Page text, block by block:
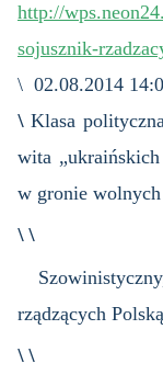
http://
sojusznik-
\ 02.08.2014
\Klasa
wita
w gronie
\ \
rządzących
\ \